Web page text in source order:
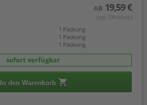
AB 19,59 €
(zzgl. 19% Mwst.)
1 Packung
1 Packung
1 Packung
sofort verfügbar
In den Warenkorb